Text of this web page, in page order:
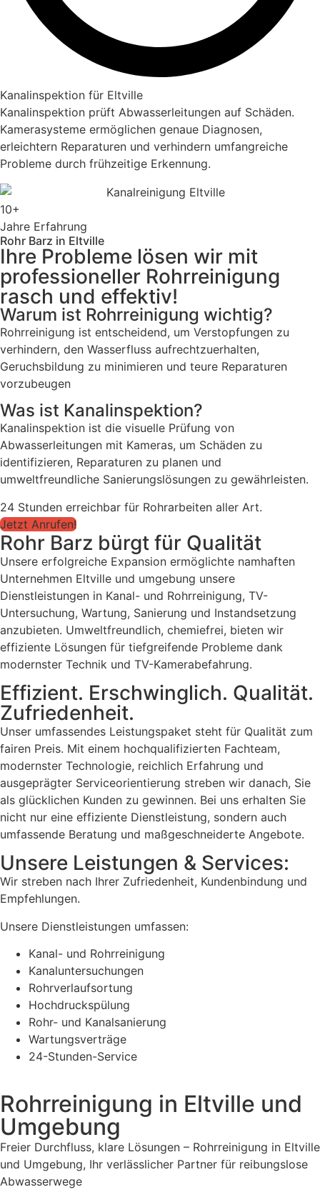
Kanalinspektion für Eltville
Kanalinspektion prüft Abwasserleitungen auf Schäden.
Kamerasysteme ermöglichen genaue Diagnosen,
erleichtern Reparaturen und verhindern umfangreiche
Probleme durch frühzeitige Erkennung.
10+
Jahre Erfahrung
Rohr Barz in Eltville
Ihre Probleme lösen wir mit
professioneller Rohrreinigung
rasch und effektiv!
Warum ist Rohrreinigung wichtig?
Rohrreinigung ist entscheidend, um Verstopfungen zu
verhindern, den Wasserfluss aufrechtzuerhalten,
Geruchsbildung zu minimieren und teure Reparaturen
vorzubeugen
Was ist Kanalinspektion?
Kanalinspektion ist die visuelle Prüfung von
Abwasserleitungen mit Kameras, um Schäden zu
identifizieren, Reparaturen zu planen und
umweltfreundliche Sanierungslösungen zu gewährleisten.
24 Stunden erreichbar für Rohrarbeiten aller Art.
Jetzt Anrufen!
Rohr Barz bürgt für Qualität
Unsere erfolgreiche Expansion ermöglichte namhaften
Unternehmen Eltville und umgebung unsere
Dienstleistungen in Kanal- und Rohrreinigung, TV-
Untersuchung, Wartung, Sanierung und Instandsetzung
anzubieten. Umweltfreundlich, chemiefrei, bieten wir
effiziente Lösungen für tiefgreifende Probleme dank
modernster Technik und TV-Kamerabefahrung.
Effizient. Erschwinglich. Qualität.
Zufriedenheit.
Unser umfassendes Leistungspaket steht für Qualität zum
fairen Preis. Mit einem hochqualifizierten Fachteam,
modernster Technologie, reichlich Erfahrung und
ausgeprägter Serviceorientierung streben wir danach, Sie
als glücklichen Kunden zu gewinnen. Bei uns erhalten Sie
nicht nur eine effiziente Dienstleistung, sondern auch
umfassende Beratung und maßgeschneiderte Angebote.
Unsere Leistungen & Services:
Wir streben nach Ihrer Zufriedenheit, Kundenbindung und
Empfehlungen.
Unsere Dienstleistungen umfassen:
Kanal- und Rohrreinigung
Kanaluntersuchungen
Rohrverlaufsortung
Hochdruckspülung
Rohr- und Kanalsanierung
Wartungsverträge
24-Stunden-Service
Rohrreinigung in Eltville und
Umgebung
Freier Durchfluss, klare Lösungen – Rohrreinigung in Eltville
und Umgebung, Ihr verlässlicher Partner für reibungslose
Abwasserwege